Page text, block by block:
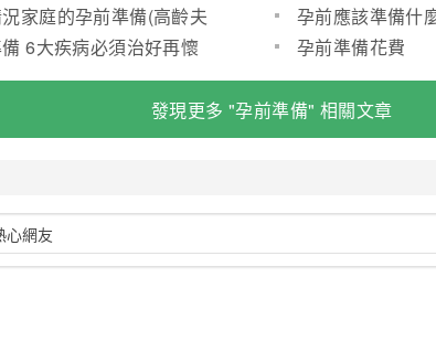
家庭的孕前準備(高齡夫
孕前應該準備什
明寶寶？
6大疾病必須治好再懷
孕前準備花費
發現更多 "孕前準備" 相關文章